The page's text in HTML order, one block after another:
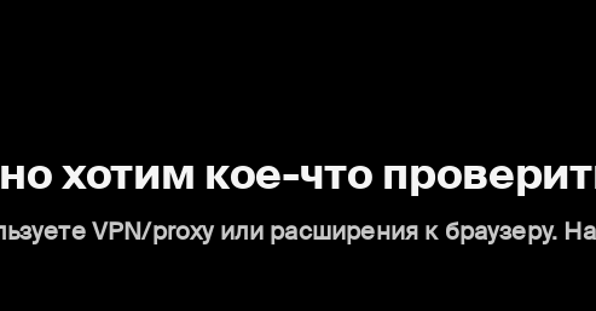
хотим кое-что
VPN/proxy или расширения к браузеру.